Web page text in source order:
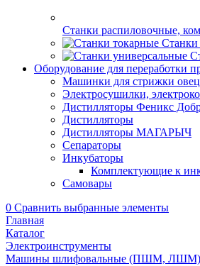
Характеристики
Наличие в магазинах
Отзывы0
Артикул:0000385
Пока нет отзывов
Шлифмашина FAVOURITE OS 240
110х105мм )
Бренд / Производитель
Характеристики
FAVOURITE
ШтрихКод
6972178690885
Наличие в магазинах